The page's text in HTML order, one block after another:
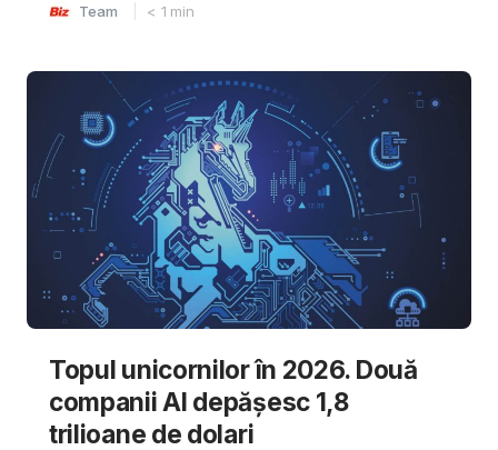
Team < 1 min
Topul unicornilor în 2026. Două
companii AI depășesc 1,8
trilioane de dolari